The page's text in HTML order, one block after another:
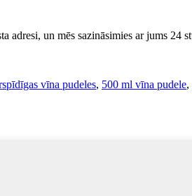
adresi, un mēs sazināsimies ar jums 24
vīna pudeles, 500 ml vīna pudele,